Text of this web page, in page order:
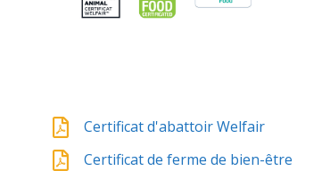
Certificat d'abattoir Welfair
Certificat de ferme de bien-être